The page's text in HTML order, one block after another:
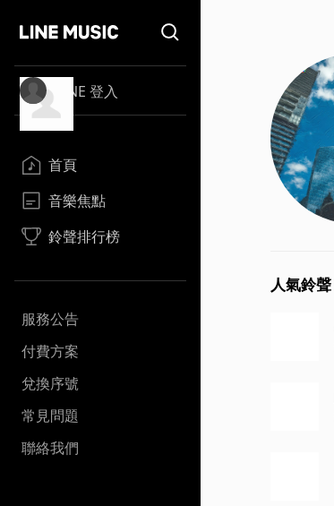
LINE 登入
首頁
音樂焦點
鈴聲排行榜
服務公告
付費方案
兌換序號
常見問題
聯絡我們
人氣鈴聲